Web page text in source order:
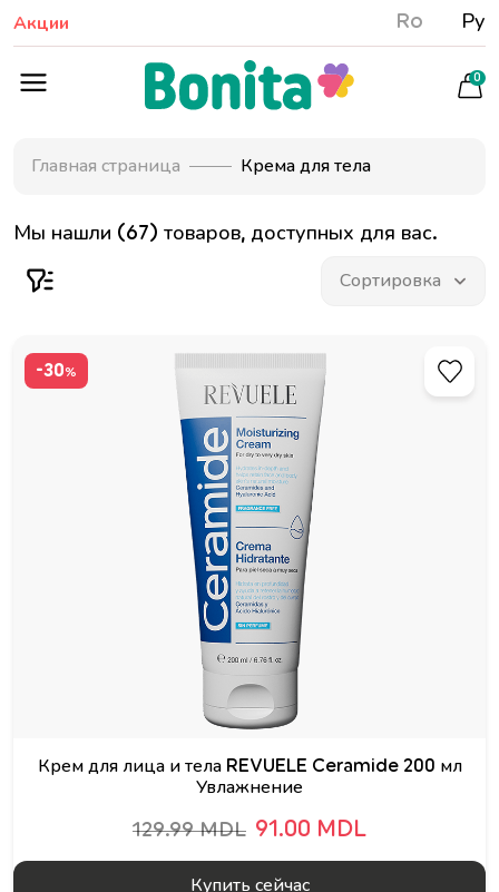
Акции Ro Ру
0
Главная страница Крема для тела
Мы нашли (67) товаров, доступных для вас.
-30%
Крем для лица и тела REVUELE Ceramide 200 мл
Увлажнение
129.99 MDL 91.00 MDL
Купить сейчас